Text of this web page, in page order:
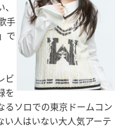
手
で
ビ
を
るソロでの東京ドームコン
人はいない大人気アーテ